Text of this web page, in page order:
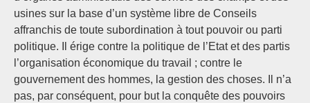
usines sur la base d’un système libre de Conseils
affranchis de toute subordination à tout pouvoir ou parti
politique. Il érige contre la politique de l’Etat et des partis
l’organisation économique du travail ; contre le
gouvernement des hommes, la gestion des choses. Il n’a
pas, par conséquent, pour but la conquête des pouvoirs